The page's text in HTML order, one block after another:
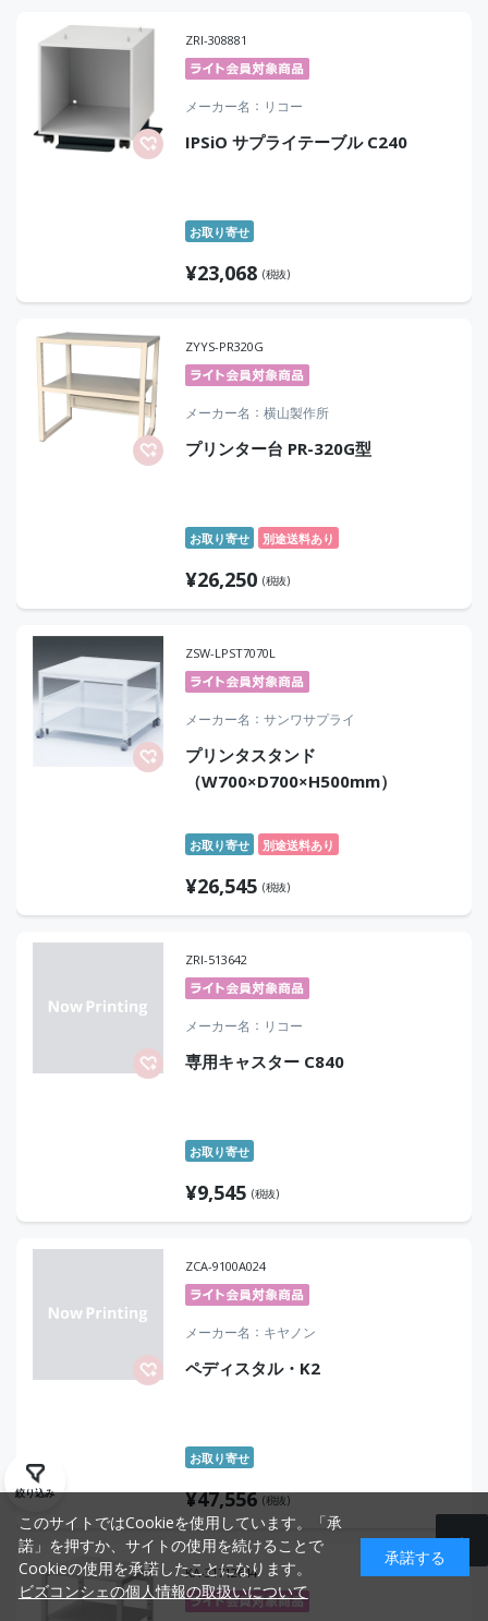
ZRI-308881
メーカー名 リコー
IPSiO サプライテーブル C240
お取り寄せ
¥23,068 (税抜)
ZYYS-PR320G
メーカー名 横山製作所
プリンター台 PR-320G型
お取り寄せ 別途送料あり
¥26,250 (税抜)
ZSW-LPST7070L
メーカー名 サンワサプライ
プリンタスタンド
（W700×D700×H500mm）
お取り寄せ 別途送料あり
¥26,545 (税抜)
ZRI-513642
メーカー名 リコー
専用キャスター C840
お取り寄せ
¥9,545 (税抜)
ZCA-9100A024
メーカー名 キヤノン
ペディスタル・K2
お取り寄せ
¥47,556 (税抜)
KA-31712644
絞り込み
このサイトではCookieを使用しています。「承
諾」を押すか、サイトの使用を続けることで
Cookieの使用を承諾したことになります。
ビズコンシェの個人情報の取扱いについて
承諾する